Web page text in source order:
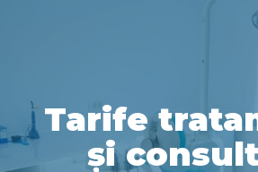
Tarife
și